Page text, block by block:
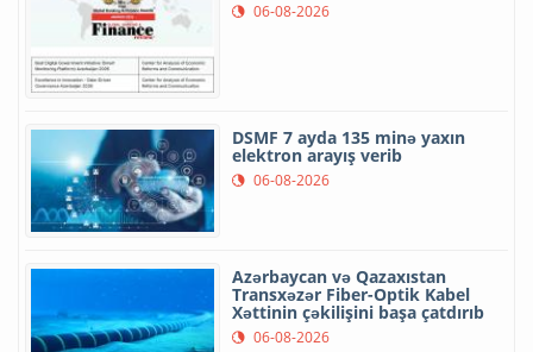
06-08-2026
DSMF 7 ayda 135 minə yaxın
elektron arayış verib
06-08-2026
Azərbaycan və Qazaxıstan
Transxəzər Fiber-Optik Kabel
Xəttinin çəkilişini başa çatdırıb
06-08-2026